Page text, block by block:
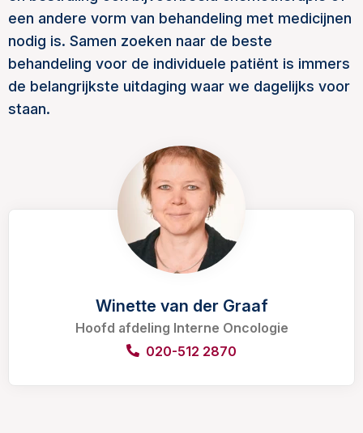
een andere vorm van behandeling met medicijnen
nodig is. Samen zoeken naar de beste
behandeling voor de individuele patiënt is immers
de belangrijkste uitdaging waar we dagelijks voor
staan.
Winette van der Graaf
Hoofd afdeling Interne Oncologie
020-512 2870